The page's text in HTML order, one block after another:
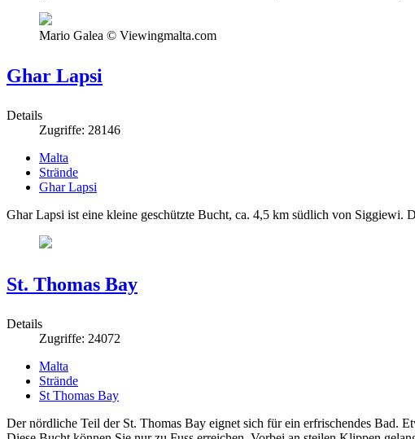
Mario Galea © Viewingmalta.com
Ghar Lapsi
Details
Zugriffe: 28146
Malta
Strände
Ghar Lapsi
Ghar Lapsi ist eine kleine geschützte Bucht, ca. 4,5 km südlich von Siggiewi.
St. Thomas Bay
Details
Zugriffe: 24072
Malta
Strände
St Thomas Bay
Der nördliche Teil der St. Thomas Bay eignet sich für ein erfrischendes Bad.